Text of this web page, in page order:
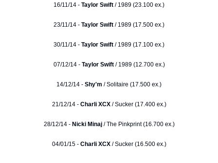
16/11/14 - Taylor Swift / 1989 (23.100 ex.)
23/11/14 - Taylor Swift / 1989 (17.500 ex.)
30/11/14 - Taylor Swift / 1989 (17.100 ex.)
07/12/14 - Taylor Swift/ 1989 (12.700 ex.)
14/12/14 - Shy'm / Solitaire (17.500 ex.)
21/12/14 - Charli XCX/ Sucker (17.400 ex.)
28/12/14 -Nicki Minaj/ The Pinkprint (16.700 ex.)
04/01/15 - Charli XCX/ Sucker (16.500 ex.)